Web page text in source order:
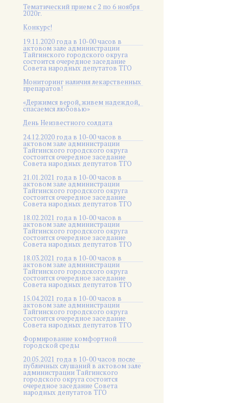
Тематический прием с 2 по 6 ноября
2020г.
Конкурс!
19.11.2020 года в 10-00 часов в
актовом зале администрации
Тайгинского городского округа
состоится очередное заседание
Совета народных депутатов ТГО
Мониторинг наличия лекарственных
препаратов!
«Держимся верой, живем надеждой,
спасаемся любовью»
День Неизвестного солдата
24.12.2020 года в 10-00 часов в
актовом зале администрации
Тайгинского городского округа
состоится очередное заседание
Совета народных депутатов ТГО
21.01.2021 года в 10-00 часов в
актовом зале администрации
Тайгинского городского округа
состоится очередное заседание
Совета народных депутатов ТГО
18.02.2021 года в 10-00 часов в
актовом зале администрации
Тайгинского городского округа
состоится очередное заседание
Совета народных депутатов ТГО
18.03.2021 года в 10-00 часов в
актовом зале администрации
Тайгинского городского округа
состоится очередное заседание
Совета народных депутатов ТГО
15.04.2021 года в 10-00 часов в
актовом зале администрации
Тайгинского городского округа
состоится очередное заседание
Совета народных депутатов ТГО
Формирование комфортной
городской среды
20.05.2021 года в 10-00 часов после
публичных слушаний в актовом зале
администрации Тайгинского
городского округа состоится
очередное заседание Совета
народных депутатов ТГО